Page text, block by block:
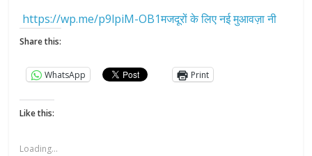
https://wp.me/p9lpiM-OB1मजदूरों के लिए नई मुआवज़ा नी
Share this:
WhatsApp Print
Like this:
Loading...